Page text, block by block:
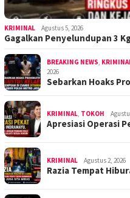
KRIMINAL Agustus 5, 2026
Gagalkan Penyelundupan 3
BREAKING NEWS,
2026
Sebarkan Hoaks
KRIMINAL, TOKOH
Apresiasi Operasi
KRIMINAL Agustus 2, 2026
Razia Tempat